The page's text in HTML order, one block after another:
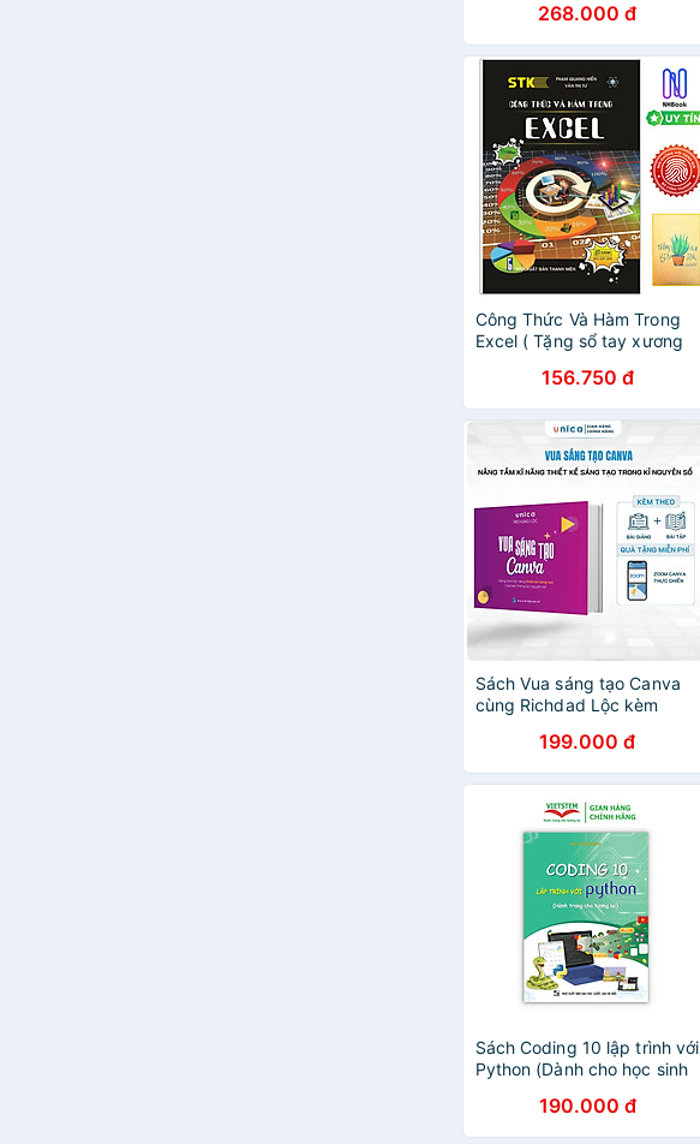
Văn Thuật268.000 đ
Công Thức Và Hàm Trong
Excel ( Tặng sổ tay xương
156.750 đ
Sách Vua sáng tạo Canva
cùng Richdad Lộc kèm
199.000 đ
Sách Coding 10 lập trình với
Python (Dành cho học sinh
190.000 đ